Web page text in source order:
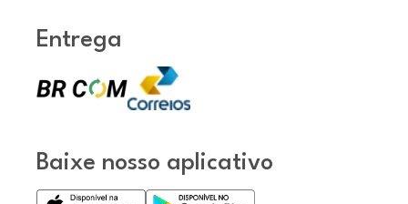
Entrega
Baixe nosso aplicativo